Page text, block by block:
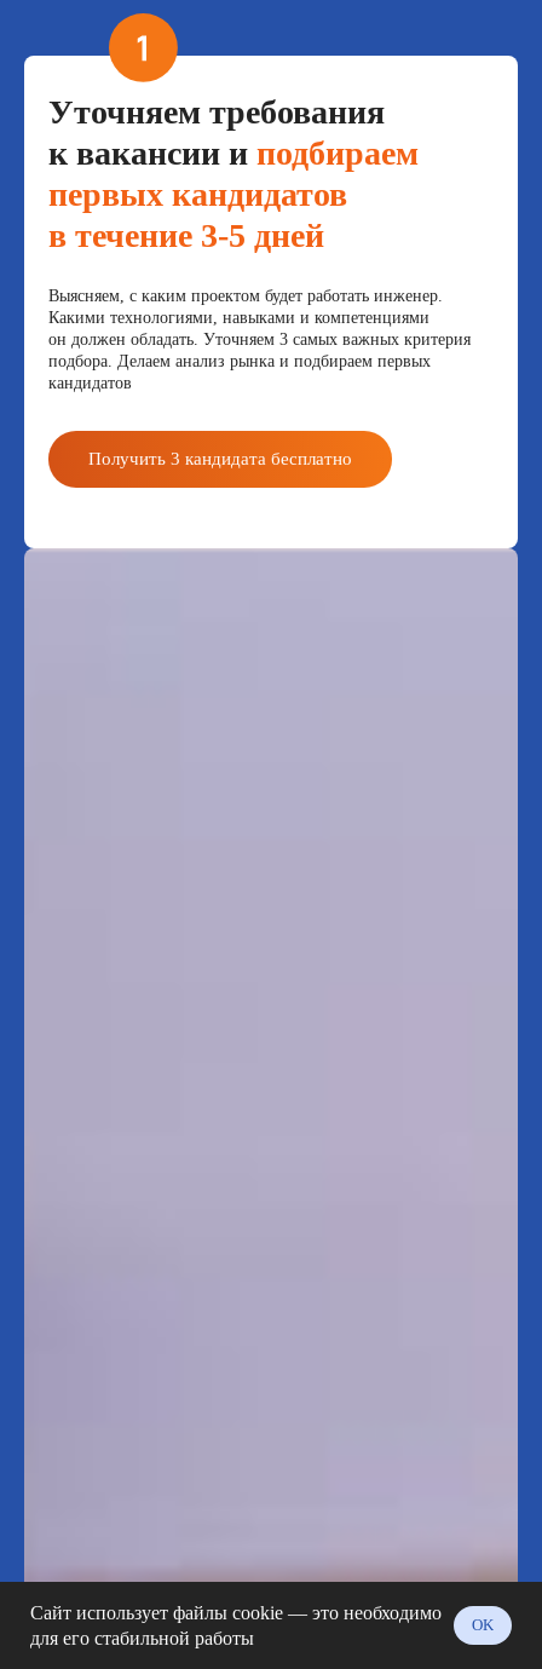
Уточняем требования
к вакансии и подбираем
первых кандидатов
в течение 3-5 дней
Выясняем, с каким проектом будет работать инженер.
Какими технологиями, навыками и компетенциями
он должен обладать. Уточняем 3 самых важных критерия
подбора. Делаем анализ рынка и подбираем первых
кандидатов
Получить 3 кандидата бесплатно
Сайт использует файлы cookie — это необходимо
для его стабильной работы
OK